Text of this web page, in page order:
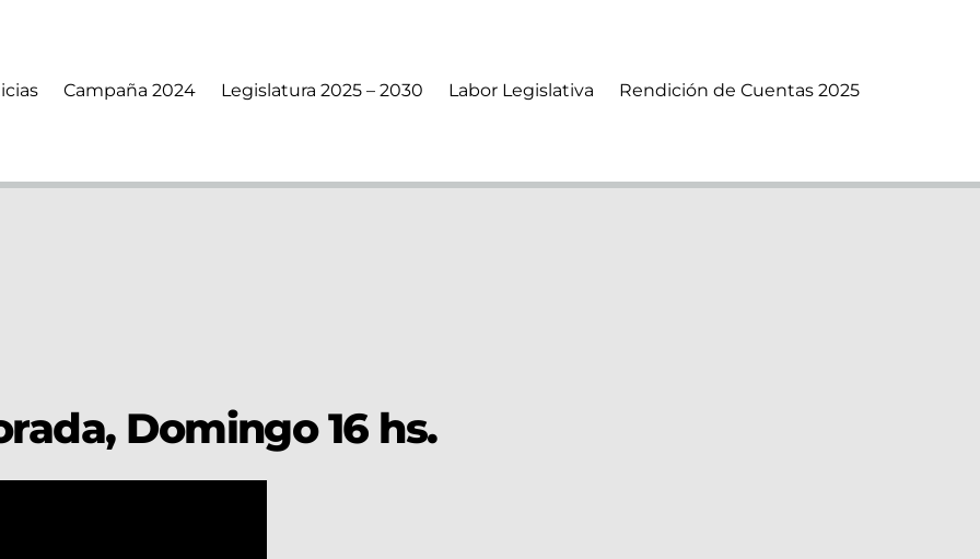
Campaña 2024 Legislatura 2025 – 2030 Labor Legislativa Rendición de Cuentas 2025
Domingo 16 hs.